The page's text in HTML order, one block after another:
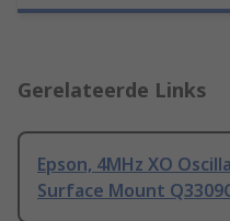
Gerelateerde Links
Epson, 4MHz XO
Surface Mount